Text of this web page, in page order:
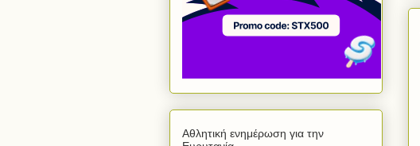
Αθλητική ενημέρωση για την